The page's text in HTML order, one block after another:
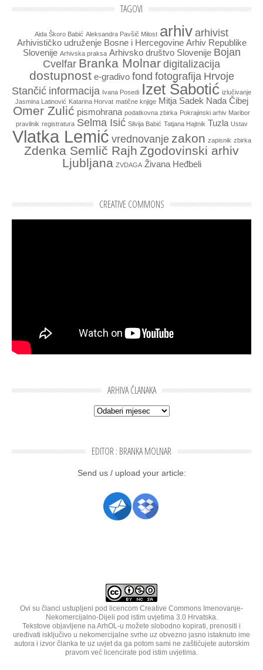
TAGOVI
Aida Škoro Babić Aleksandra Pavšič Milost arhivarhivist
Arhivističko udruženje Bosne i Hercegovine Arhiv Republike
Slovenije Arhivska praksa Arhivsko društvo Slovenije Bojan
Cvelfar Branka Molnardigitalizacija
dostupnost e-gradivo fond fotografija Hrvoje
Stančić informacija Ivana Posedi Izet Šabotić izlučivanje
Jasmina Latinović Katarina Horvat matične knjige Mitja Sadek Nada Čibej
Omer Zulić pismohrana podatkovna zbirka Pokrajinski arhiv Maribor
pravilnik registratura Selma Isić Silvija Babić Tatjana Hajtnik Tuzla Ustav
Vlatka Lemić vrednovanje zakon zapisnik zbirka
Zdenka Semlič Rajh Zgodovinski arhiv
Ljubljana ZVDAGA Živana Heđbeli
CREATIVE COMMONS
ARHIVA ČLANAKA
Arhiva članaka
EDITOR : BRANKA MOLNAR
Send us / uplo­ad your arti­cle:
Ovi su članci ustupljeni pod licencom Creative Commons Imenovanje-
Nekomercijalno-Dijeli pod istim uvjetima 3.0 Hrvatska
Tekstove objavljene na ArhOL-u možete slobodno kopirati, prenositi i
uređivati isključivo u nekomercijalne svrhe uz obvezno jasno istaknuto ime
autora i izvor članka te uz uvjet da ga potom sami ne zaštićujete autorskim
pravom već licencirate pod istim uvjetima.